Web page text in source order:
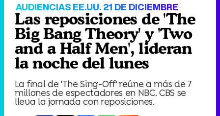
AUDIENCIAS EE.UU. 21 DE DICIEMBRE
Las reposiciones de 'The
Big Bang Theory' y 'Two
and a Half Men', lideran
la noche del lunes
La final de 'The Sing-Off' reúne a más de 7
millones de espectadores en NBC. CBS se
lleva la jornada con reposiciones.